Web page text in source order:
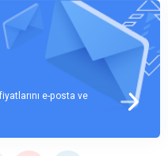
e-posta ve